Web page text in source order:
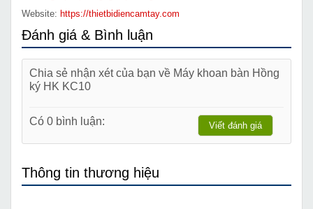
Website: https://thietbidiencamtay.com
Đánh giá & Bình luận
Chia sẻ nhận xét của bạn về Máy khoan bàn Hồng
ký HK KC10
Có 0 bình luận: Viết đánh giá
Thông tin thương hiệu